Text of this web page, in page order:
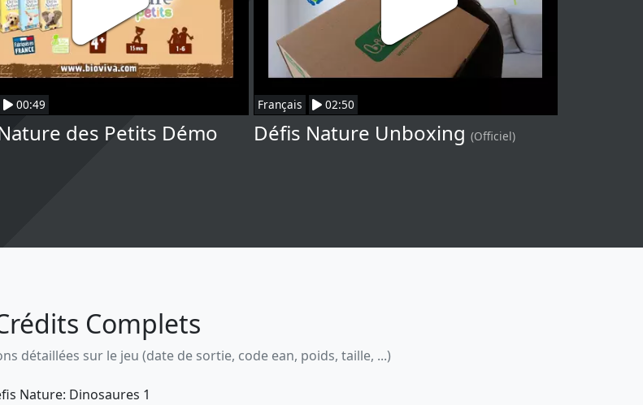
00:49
des Petits Démo
Français 02:50
Défis Nature Unboxing (Officiel)
Complets
détaillées sur le jeu (date de sortie, code ean, poids, taille, ...)
Nature: Dinosaures 1